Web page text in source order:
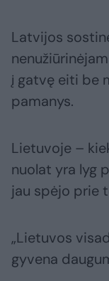
Latvijos
į gatvę eiti be
pamanys.
Lietuvoje –
nuolat yra lyg
jau spėjo prie
„Lietuvos
gyvena